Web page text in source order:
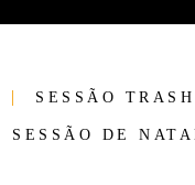
SESSÃO
SESSÃO DE